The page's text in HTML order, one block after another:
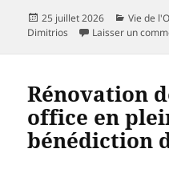
Publié
le
25 juillet 2026 Vie de
Dimitrios
Laisser un
Rénovation
office en
bénédiction